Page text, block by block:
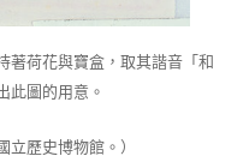
著荷花與寶盒，取其諧音「和
此圖的用意。
立歷史博物館。）